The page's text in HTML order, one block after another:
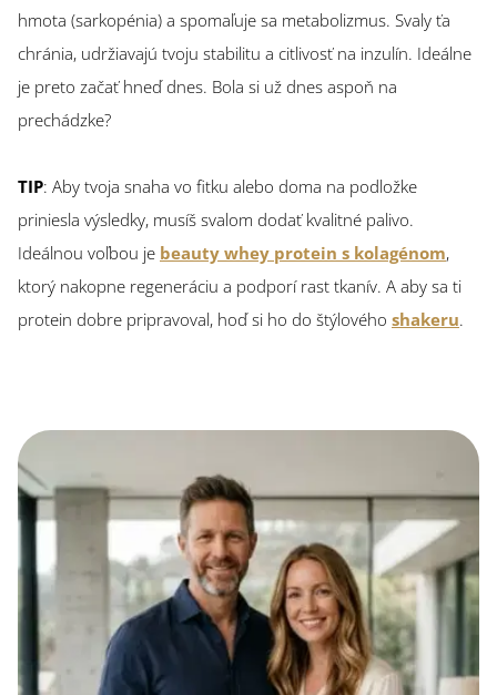
hmota (sarkopénia) a spomaľuje sa metabolizmus. Svaly ťa
chránia, udržiavajú tvoju stabilitu a citlivosť na inzulín. Ideálne
je preto začať hneď dnes. Bola si už dnes aspoň na
prechádzke?
TIP: Aby tvoja snaha vo fitku alebo doma na podložke
priniesla výsledky, musíš svalom dodať kvalitné palivo.
Ideálnou voľbou je beauty whey protein s kolagénom,
ktorý nakopne regeneráciu a podporí rast tkanív. A aby sa ti
protein dobre pripravoval, hoď si ho do štýlového shakeru.